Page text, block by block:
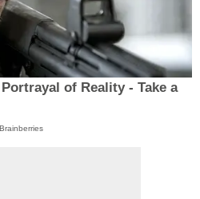
of Reality - Take a
Brainberries